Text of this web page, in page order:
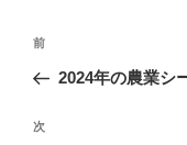
投
ビ
過
去
投
前
2024年の農業シ
次
次